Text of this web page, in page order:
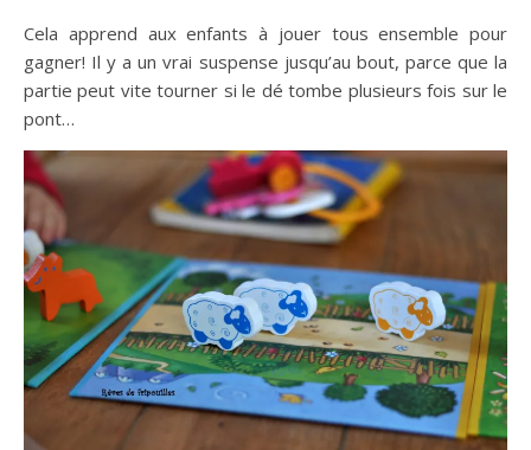
Cela apprend aux enfants à jouer tous ensemble pour
gagner! Il y a un vrai suspense jusqu’au bout, parce que la
partie peut vite tourner si le dé tombe plusieurs fois sur le
pont…